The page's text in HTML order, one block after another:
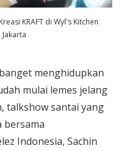
KRAFT di Wyl's Kitchen
menghidupkan
mulai lemes jelang
talkshow santai yang
bersama
Indonesia, Sachin